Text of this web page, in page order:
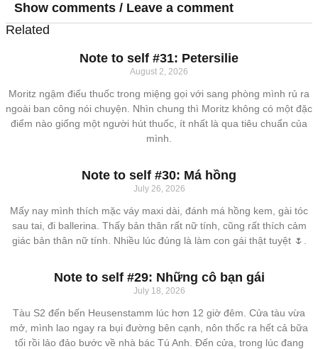
Show comments / Leave a comment
Related
Note to self #31: Petersilie
August 2, 2026
Moritz ngậm điếu thuốc trong miệng gọi với sang phòng mình rủ ra
ngoài ban công nói chuyện. Nhìn chung thì Moritz không có một đặc
điểm nào giống một người hút thuốc, ít nhất là qua tiêu chuẩn của
mình.
Note to self #30: Má hồng
July 26, 2026
Mấy nay mình thích mặc váy maxi dài, đánh má hồng kem, gài tóc
sau tai, đi ballerina. Thấy bản thân rất nữ tính, cũng rất thích cảm
giác bản thân nữ tính. Nhiều lúc đúng là làm con gái thật tuyệt 🌷.
Note to self #29: Những cô bạn gái
July 18, 2026
Tàu S2 đến bến Heusenstamm lúc hơn 12 giờ đêm. Cửa tàu vừa
mở, mình lao ngay ra bụi đường bên cạnh, nôn thốc ra hết cả bữa
tối rồi lảo đảo bước về nhà bác Tú Anh. Đến cửa, trong lúc đang